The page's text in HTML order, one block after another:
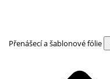
Přenášecí a šablonové fólie